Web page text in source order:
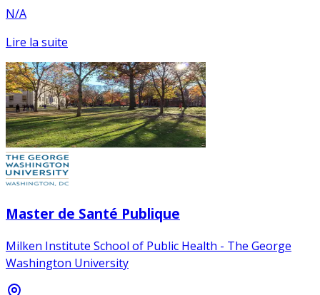
N/A
Lire la suite
Master de Santé Publique
Milken Institute School of Public Health - The George
Washington University